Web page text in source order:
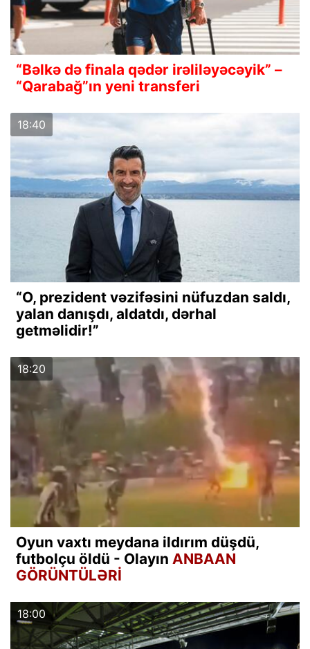
“Bəlkə də finala qədər irəliləyəcəyik” –
“Qarabağ”ın yeni transferi
18:40
“O, prezident vəzifəsini nüfuzdan saldı,
yalan danışdı, aldatdı, dərhal
getməlidir!”
18:20
Oyun vaxtı meydana ildırım düşdü,
futbolçu öldü - Olayın ANBAAN
GÖRÜNTÜLƏRİ
18:00